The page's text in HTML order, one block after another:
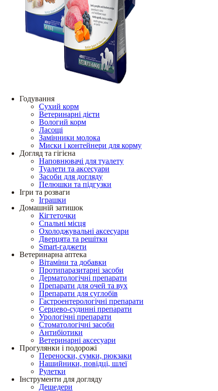
Годування
Сухий корм
Ветеринарні дієти
Вологий корм
Ласощі
Замінники молока
Миски і контейнери для корму
Догляд та гігієна
Наповнювачі для туалету
Туалети та аксесуари
Засоби для догляду
Пелюшки та підгузки
Ігри та розваги
Іграшки
Домашній затишок
Кігтеточки
Спальні місця
Охолоджувальні аксесуари
Дверцята та решітки
Smart-гаджети
Ветеринарна аптека
Вітаміни та добавки
Протипаразитарні засоби
Дерматологічні препарати
Препарати для очей та вух
Препарати для суглобів
Гастроентерологічні препарати
Серцево-судинні препарати
Урологічні препарати
Стоматологічні засоби
Антибіотики
Ветеринарні аксесуари
Прогулянки і подорожі
Переноски, сумки, рюкзаки
Нашийники, повідці, шлеї
Рулетки
Інструменти для догляду
Дешедери